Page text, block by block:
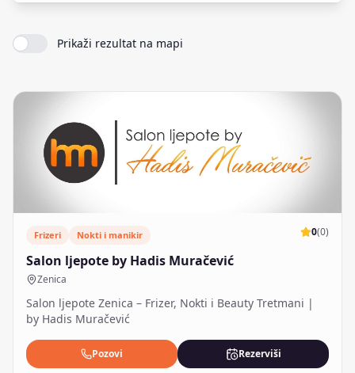
Prikaži rezultat na mapi
Frizeri Nokti i manikir 0(0)
Salon ljepote by Hadis Muračević
Zenica
Salon ljepote Zenica – Frizer, Nokti i Beauty Tretmani |
by Hadis Muračević
Pozovi Rezerviši